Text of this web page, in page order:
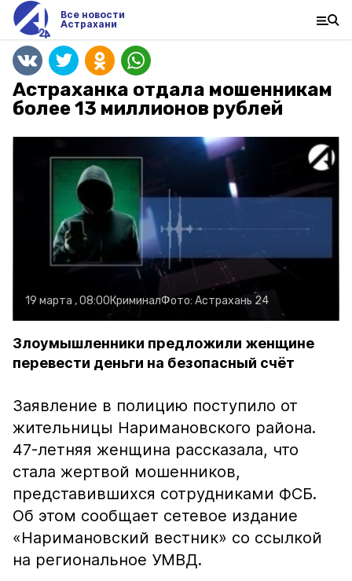
Все новости
Астрахани
Астраханка отдала мошенникам
более 13 миллионов рублей
19 марта , 08:00КриминалФото: Астрахань 24
Злоумышленники предложили женщине
перевести деньги на безопасный счёт
Заявление в полицию поступило от
жительницы Наримановского района.
47-летняя женщина рассказала, что
стала жертвой мошенников,
представившихся сотрудниками ФСБ.
Об этом сообщает сетевое издание
«Наримановский вестник» со ссылкой
на региональное УМВД.